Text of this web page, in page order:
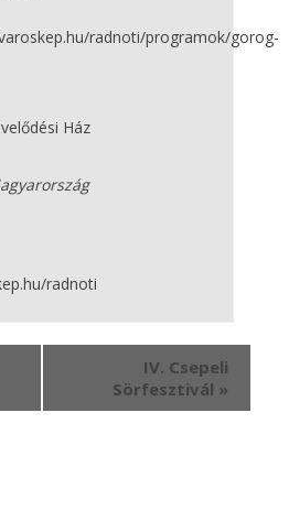
radnoti/programok/gorog-
Ház
radnoti
IV. Csepeli
Sörfesztivál »